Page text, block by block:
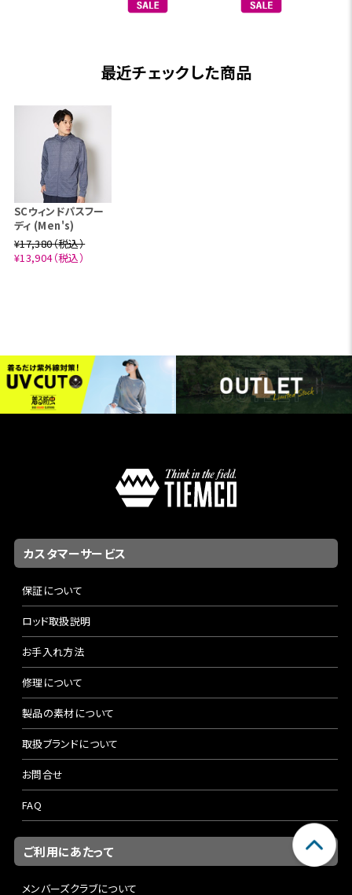
最近チェックした商品
SCウィンドパスフー
ディ (Men's)
¥17,380（税込）
¥13,904（税込）
カスタマーサービス
保証について
ロッド取扱説明
お手入れ方法
修理について
製品の素材について
取扱ブランドについて
お問合せ
FAQ
ご利用にあたって
メンバーズクラブについて